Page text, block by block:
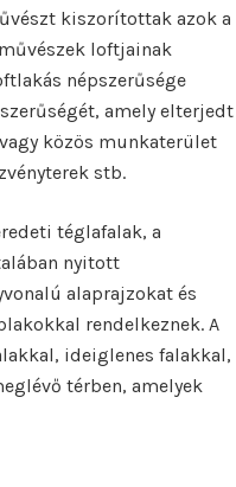
kiszorítottak azok a
loftjainak
népszerűsége
amely elterjedt
közös munkaterület
stb.
téglafalak, a
nyitott
alaprajzokat és
rendelkeznek. A
ideiglenes falakkal,
térben, amelyek